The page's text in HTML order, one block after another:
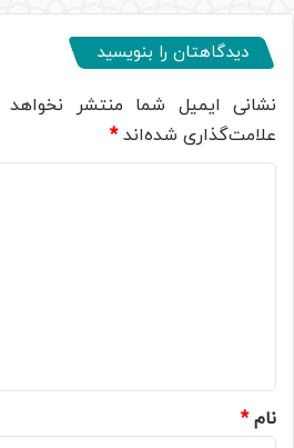
دیدگاهتان را بنویسید
نشانی ایمیل شما منتشر
علامت‌گذاری شده‌اند*
نام*